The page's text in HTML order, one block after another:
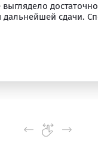
выглядело
дальнейшей сдачи.